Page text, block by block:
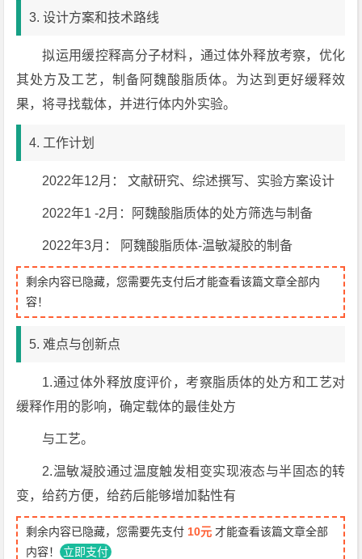
3. 设计方案和技术路线
拟运用缓控释高分子材料，通过体外释放考察，优化
其处方及工艺，制备阿魏酸脂质体。为达到更好缓释效
果，将寻找载体，并进行体内外实验。
4. 工作计划
2022年12月： 文献研究、综述撰写、实验方案设计
2022年1 -2月：阿魏酸脂质体的处方筛选与制备
2022年3月： 阿魏酸脂质体-温敏凝胶的制备
剩余内容已隐藏，您需要先支付后才能查看该篇文章全部内
容！
5. 难点与创新点
1.通过体外释放度评价，考察脂质体的处方和工艺对
缓释作用的影响，确定载体的最佳处方
与工艺。
2.温敏凝胶通过温度触发相变实现液态与半固态的转
变，给药方便，给药后能够增加黏性有
剩余内容已隐藏，您需要先支付 10元 才能查看该篇文章全部
内容！ 立即支付